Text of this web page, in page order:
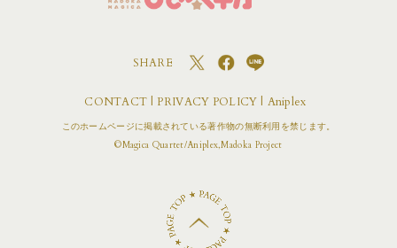
SHARE
CONTACT PRIVACY POLICY Aniplex
このホームページに掲載されている著作物の無断利用を禁じます。
©Magica Quartet/Aniplex,Madoka Project